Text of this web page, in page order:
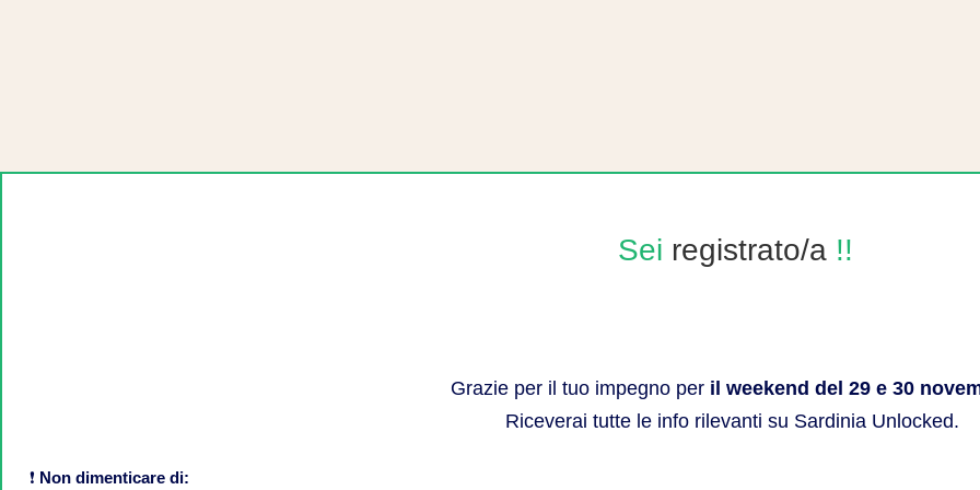
Sei registrato/a !!
Grazie per il tuo impegno per il weekend del 29 e 30
Riceverai tutte le info rilevanti su Sardinia Unlocked.
❗ Non dimenticare di: